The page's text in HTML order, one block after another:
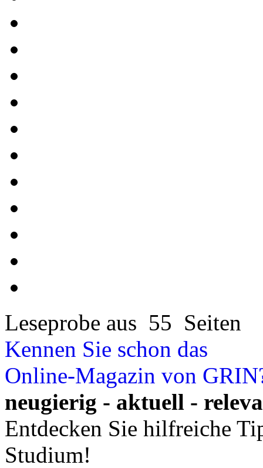
Leseprobe aus 55 Seiten
Kennen Sie schon das
Online-Magazin von
neugierig - aktuell -
Entdecken Sie hilfreiche
Studium!